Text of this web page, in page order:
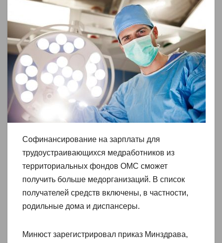
Софинансирование на зарплаты для
трудоустраивающихся медработников из
территориальных фондов ОМС сможет
получить больше медорганизаций. В список
получателей средств включены, в частности,
родильные дома и диспансеры.
Минюст зарегистрировал приказ Минздрава,